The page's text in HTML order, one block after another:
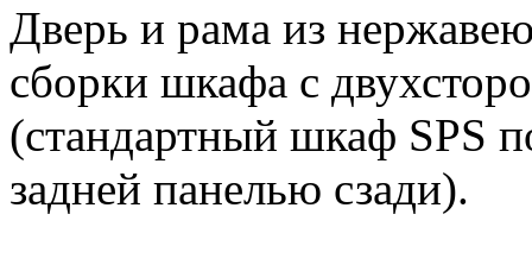
Дверь и рама из
сборки шкафа с
(стандартный шкаф SPS
задней панелью сзади).